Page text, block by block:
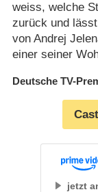
weiss, welche
zurück und
von Andrej
einer seiner
Deutsche TV-
jetzt